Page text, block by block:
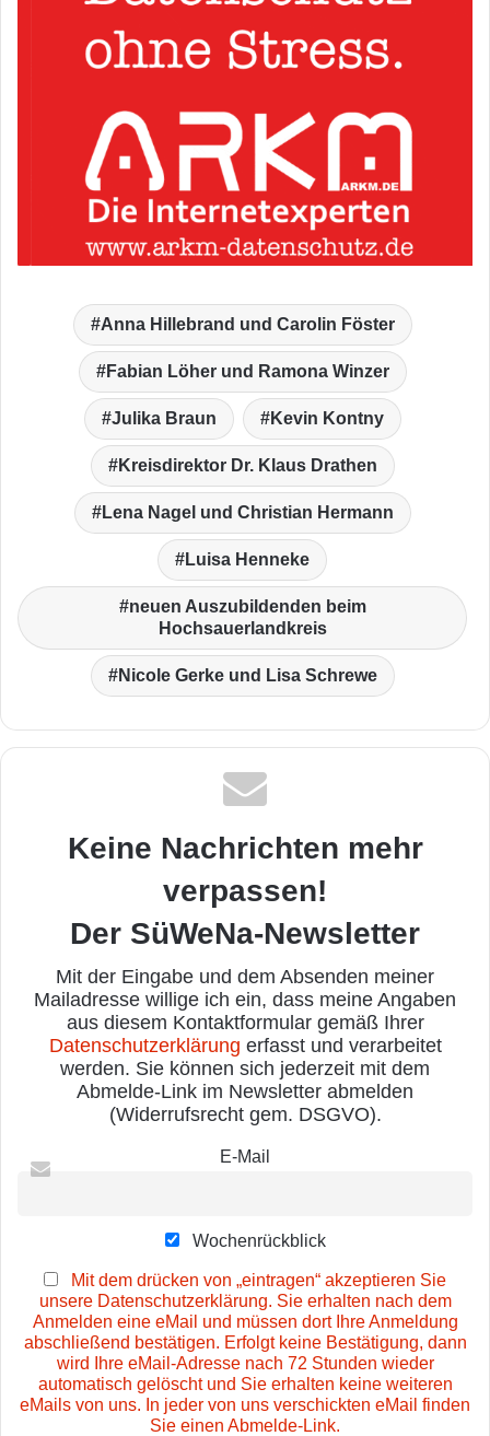
Anna Hillebrand und Carolin Föster
Fabian Löher und Ramona Winzer
Julika Braun Kevin Kontny
Kreisdirektor Dr. Klaus Drathen
Lena Nagel und Christian Hermann
Luisa Henneke
neuen Auszubildenden beim
Hochsauerlandkreis
Nicole Gerke und Lisa Schrewe
Keine Nachrichten mehr
verpassen!
Der SüWeNa-Newsletter
Mit der Eingabe und dem Absenden meiner
Mailadresse willige ich ein, dass meine Angaben
aus diesem Kontaktformular gemäß Ihrer
Datenschutzerklärung erfasst und verarbeitet
werden. Sie können sich jederzeit mit dem
Abmelde-Link im Newsletter abmelden
(Widerrufsrecht gem. DSGVO).
E-Mail
Wochenrückblick
Mit dem drücken von „eintragen“ akzeptieren Sie
unsere Datenschutzerklärung. Sie erhalten nach dem
Anmelden eine eMail und müssen dort Ihre Anmeldung
abschließend bestätigen. Erfolgt keine Bestätigung, dann
wird Ihre eMail-Adresse nach 72 Stunden wieder
automatisch gelöscht und Sie erhalten keine weiteren
eMails von uns. In jeder von uns verschickten eMail finden
Sie einen Abmelde-Link.